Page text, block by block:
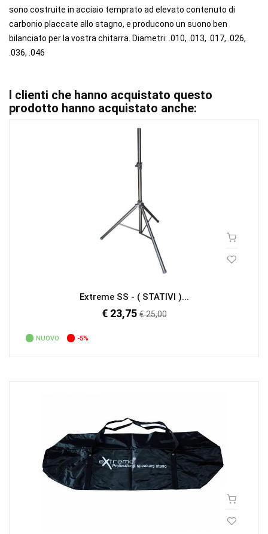
sono costruite in acciaio temprato ad elevato contenuto di
carbonio placcate allo stagno, e producono un suono ben
bilanciato per la vostra chitarra. Diametri: .010, .013, .017, .026,
.036, .046
I clienti che hanno acquistato questo
prodotto hanno acquistato anche:
Extreme SS - ( STATIVI )...
€ 23,75Prezzo
€ 25,00
NUOVO -5%